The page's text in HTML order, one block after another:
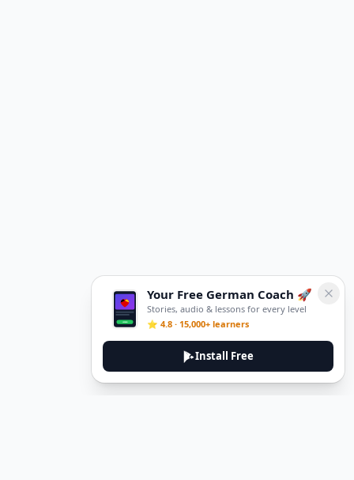
Your Free German Coach 🚀
Stories, audio & lessons for every level
⭐ 4.8 · 15,000+ learners
Install Free